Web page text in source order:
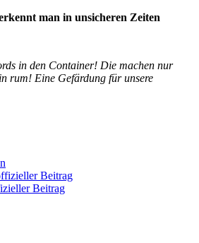
man in unsicheren Zeiten
in den Container! Die machen nur
rum! Eine Gefärdung für unsere
Beitrag
Beitrag